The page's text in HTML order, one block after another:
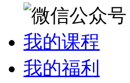
我的课程
我的福利